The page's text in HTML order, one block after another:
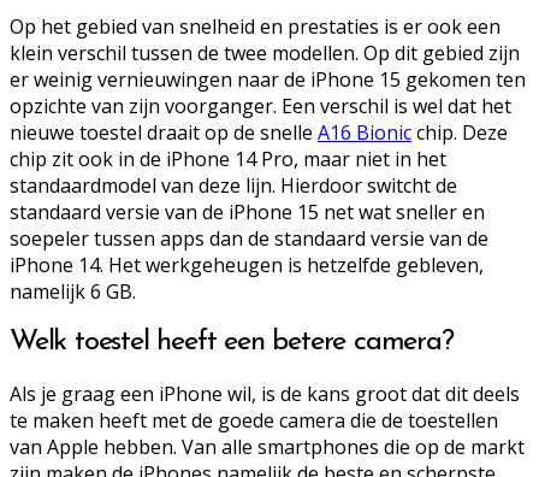
Op het gebied van snelheid en prestaties is er ook een
klein verschil tussen de twee modellen. Op dit gebied zijn
er weinig vernieuwingen naar de iPhone 15 gekomen ten
opzichte van zijn voorganger. Een verschil is wel dat het
nieuwe toestel draait op de snelle A16 Bionicchip. Deze
chip zit ook in de iPhone 14 Pro, maar niet in het
standaardmodel van deze lijn. Hierdoor switcht de
standaard versie van de iPhone 15 net wat sneller en
soepeler tussen apps dan de standaard versie van de
iPhone 14. Het werkgeheugen is hetzelfde gebleven,
namelijk 6 GB.
Welk toestel heeft een betere camera?
Als je graag een iPhone wil, is de kans groot dat dit deels
te maken heeft met de goede camera die de toestellen
van Apple hebben. Van alle smartphones die op de markt